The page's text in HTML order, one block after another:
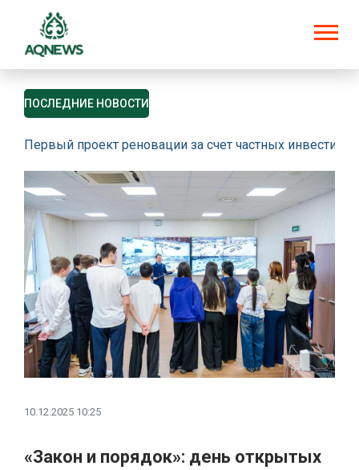
ПОСЛЕДНИЕ НОВОСТИ
Первый проект реновации за счет частных
10.12.2025 10:25
«Закон и порядок»: день открытых